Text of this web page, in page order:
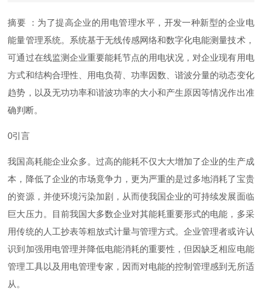
摘要
：为了提高企业的用电管理水平，开发一种新型的企业电
能量管理系统。系统基于无线传感网络和数字化电能测量技术，
可通过在线监测企业重要能耗节点的用电状况，对企业现有用电
方式和结构合理性、用电负荷、功率因数、谐波分量的动态变化
趋势，以及无功功率和谐波功率的大小和产生原因等情况作出准
确判断。
0引言
我国高耗能企业众多。过高的能耗不仅大大增加了企业的生产成
本，降低了企业的市场竟争力，更为严重的是过多地消耗了宝贵
的资源，并使环境污染加剧，从而使我国企业的可持续发展面临
巨大压力。目前我国大多数企业对其能耗重要形式的电能，多采
用传统的人工抄表等粗放式计量与管理方式。企业管理者或许认
识到加强用电管理并降低电能消耗的重要性，但因缺乏相应电能
管理工具以及用电管理专家，因而对电能的控制管理感到无所适
从。